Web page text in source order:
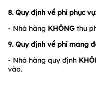
8. Quy định về phí phục vụ:
- Nhà hàng KHÔNG thu
9. Quy định về phí mang
- Nhà hàng quy định
vào.